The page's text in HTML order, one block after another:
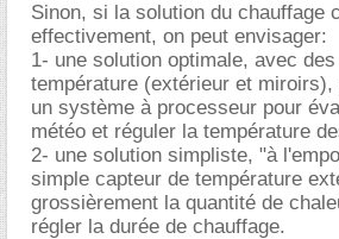
Sinon, si la solution du chauffage
effectivement, on peut envisager:
1- une solution optimale, avec
température (extérieur et
un système à processeur pour
météo et réguler la température
2- une solution simpliste, "à
simple capteur de température
grossièrement la quantité de
régler la durée de chauffage.